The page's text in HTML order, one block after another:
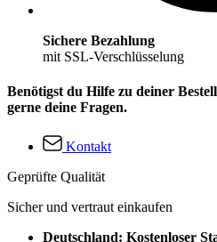
Sichere Bezahlung
mit SSL-Verschlüsselung
Benötigst du Hilfe zu deiner
gerne deine Fragen.
Kontakt
Geprüfte Qualität
Sicher und vertraut einkaufen
Deutschland: Kostenloser